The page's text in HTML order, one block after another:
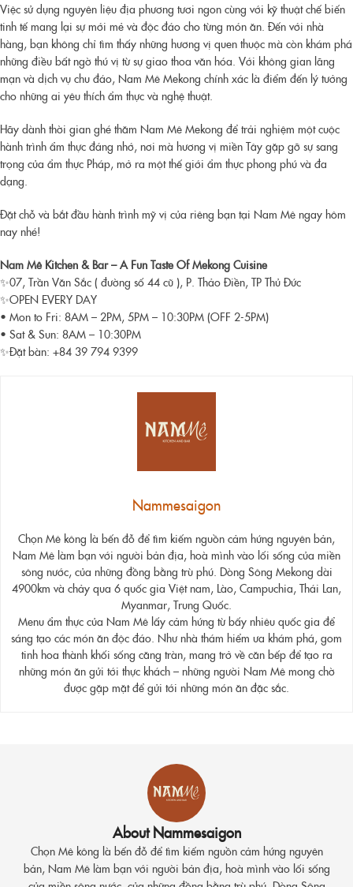
Việc sử dụng nguyên liệu địa phương tươi ngon cùng với kỹ thuật chế biến
tinh tế mang lại sự mới mẻ và độc đáo cho từng món ăn. Đến với nhà
hàng, bạn không chỉ tìm thấy những hương vị quen thuộc mà còn khám phá
những điều bất ngờ thú vị từ sự giao thoa văn hóa. Với không gian lãng
mạn và dịch vụ chu đáo, Nam Mê Mekong chính xác là điểm đến lý tưởng
cho những ai yêu thích ẩm thực và nghệ thuật.
Hãy dành thời gian ghé thăm Nam Mê Mekong để trải nghiệm một cuộc
hành trình ẩm thực đáng nhớ, nơi mà hương vị miền Tây gặp gỡ sự sang
trọng của ẩm thực Pháp, mở ra một thế giới ẩm thực phong phú và đa
dạng.
Đặt chỗ và bắt đầu hành trình mỹ vị của riêng bạn tại Nam Mê ngay hôm
nay nhé!
Nam Mê Kitchen & Bar – A Fun Taste Of Mekong Cuisine
✨07, Trần Văn Sắc ( đường số 44 cũ ), P. Thảo Điền, TP Thủ Đức
✨OPEN EVERY DAY
• Mon to Fri: 8AM – 2PM, 5PM – 10:30PM (OFF 2-5PM)
• Sat & Sun: 8AM – 10:30PM
✨Đặt bàn: +84 39 794 9399
Nammesaigon
Chọn Mê kông là bến đỗ để tìm kiếm nguồn cảm hứng nguyên bản,
Nam Mê làm bạn với người bản địa, hoà mình vào lối sống của miền
sông nước, của những đồng bằng trù phú. Dòng Sông Mekong dài
4900km và chảy qua 6 quốc gia Việt nam, Lào, Campuchia, Thái Lan,
Myanmar, Trung Quốc.
Menu ẩm thực của Nam Mê lấy cảm hứng từ bấy nhiêu quốc gia để
sáng tạo các món ăn độc đáo. Như nhà thám hiểm ưa khám phá, gom
tinh hoa thành khối sống căng tràn, mang trở về căn bếp để tạo ra
những món ăn gửi tới thực khách – những người Nam Mê mong chờ
được gặp mặt để gửi tới những món ăn đặc sắc.
About Nammesaigon
Chọn Mê kông là bến đỗ để tìm kiếm nguồn cảm hứng nguyên
bản, Nam Mê làm bạn với người bản địa, hoà mình vào lối sống